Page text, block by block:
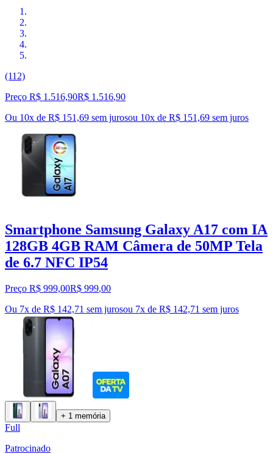
(112)
Preço R$ 1.516,90R$ 1.516,90
Ou 10x de R$ 151,69 sem jurosou 10x de R$ 151,69 sem juros
Smartphone Samsung Galaxy A17 com IA
128GB 4GB RAM Câmera de 50MP Tela
de 6.7 NFC IP54
Preço R$ 999,00R$ 999,00
Ou 7x de R$ 142,71 sem jurosou 7x de R$ 142,71 sem juros
+ 1 memória
Full
Patrocinado